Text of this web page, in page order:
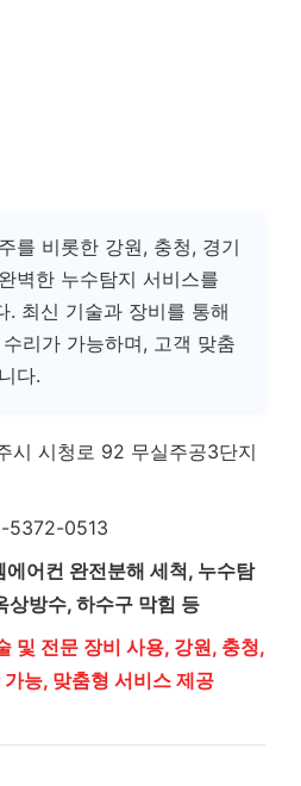
를 비롯한 강원, 충청, 경기
벽한 누수탐지 서비스를
. 최신 기술과 장비를 통해
리가 가능하며, 고객 맞춤
다.
시 시청로 92 무실주공3단지
5372-0513
에어컨 완전분해 세척, 누수탐
상방수, 하수구 막힘 등
및 전문 장비 사용, 강원, 충청,
능, 맞춤형 서비스 제공